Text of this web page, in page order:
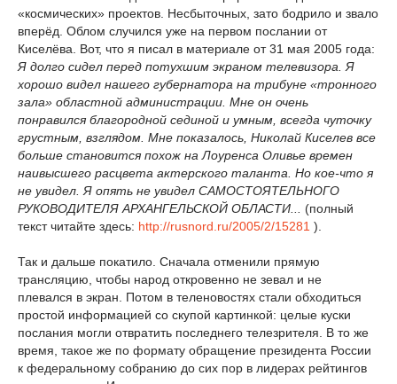
«космических» проектов. Несбыточных, зато бодрило и звало
вперёд. Облом случился уже на первом послании от
Киселёва. Вот, что я писал в материале от 31 мая 2005 года:
Я долго сидел перед потухшим экраном телевизора. Я
хорошо видел нашего губернатора на трибуне «тронного
зала» областной администрации. Мне он очень
понравился благородной сединой и умным, всегда чуточку
грустным, взглядом. Мне показалось, Николай Киселев все
больше становится похож на Лоуренса Оливье времен
наивысшего расцвета актерского таланта. Но кое-что я
не увидел. Я опять не увидел САМОСТОЯТЕЛЬНОГО
РУКОВОДИТЕЛЯ АРХАНГЕЛЬСКОЙ ОБЛАСТИ... (полный
текст читайте здесь: http://rusnord.ru/2005/2/15281 ).
Так и дальше покатило. Сначала отменили прямую
трансляцию, чтобы народ откровенно не зевал и не
плевался в экран. Потом в теленовостях стали обходиться
простой информацией со скупой картинкой: целые куски
послания могли отвратить последнего телезрителя. В то же
время, такое же по формату обращение президента России
к федеральному собранию до сих пор в лидерах рейтингов